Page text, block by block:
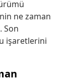
ne zaman
Son
işaretlerini